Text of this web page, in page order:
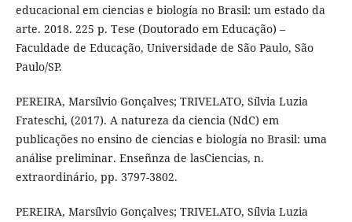
educacional em ciencias e biología no Brasil: um estado da
arte. 2018. 225 p. Tese (Doutorado em Educação) –
Faculdade de Educação, Universidade de São Paulo, São
Paulo/SP.
PEREIRA, Marsílvio Gonçalves; TRIVELATO, Sílvia Luzia
Frateschi, (2017). A natureza da ciencia (NdC) em
publicações no ensino de ciencias e biología no Brasil: uma
análise preliminar. Enseñnza de lasCiencias, n.
extraordinário, pp. 3797-3802.
PEREIRA, Marsílvio Gonçalves; TRIVELATO, Sílvia Luzia